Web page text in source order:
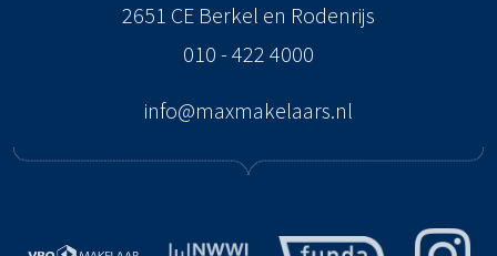
2651 CE Berkel en Rodenrijs
010 - 422 4000
info@maxmakelaars.nl